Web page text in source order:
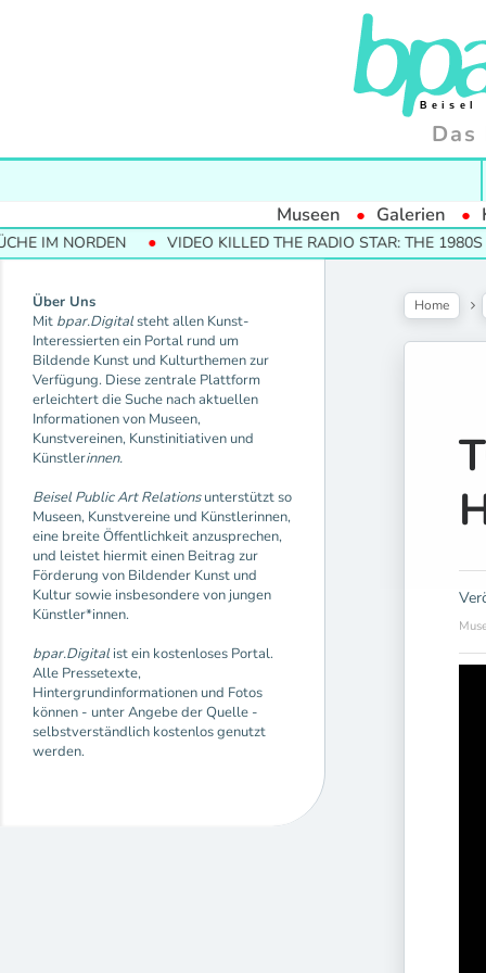
Museen Galerien
VIDEO KILLED THE RADIO STAR: THE 1980S AND
Über Uns
Mit bpar.Digitalsteht allen Kunst-
Interessierten ein Portal rund um
Bildende Kunst und Kulturthemen zur
Verfügung. Diese zentrale Plattform
erleichtert die Suche nach aktuellen
Informationen von Museen,
Kunstvereinen, Kunstinitiativen und
Künstlerinnen.
Beisel Public Art Relationsunterstützt so
Museen, Kunstvereine und Künstlerinnen,
eine breite Öffentlichkeit anzusprechen,
und leistet hiermit einen Beitrag zur
Förderung von Bildender Kunst und
Kultur sowie insbesondere von jungen
Künstler*innen.
bpar.Digitalist ein kostenloses Portal.
Alle Pressetexte,
Hintergrundinformationen und Fotos
können - unter Angebe der Quelle -
selbstverständlich kostenlos genutzt
werden.
Home